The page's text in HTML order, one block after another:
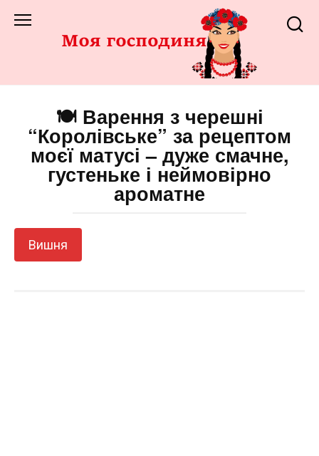
до
🍽️ Варення з черешні
“Королівське” за рецептом
моєї матусі – дуже смачне,
густеньке і неймовірно
ароматне
Вишня